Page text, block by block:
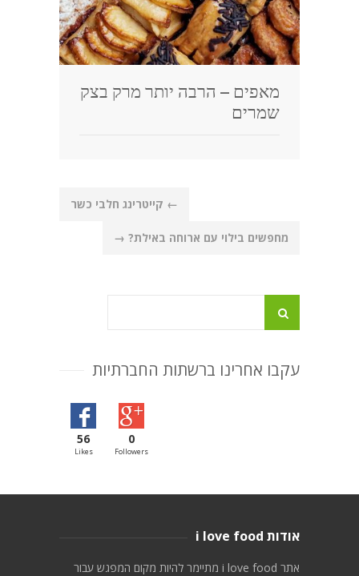
מאפים – הרבה יותר מרק בצק
שמרים
navigation
← קייטרינג חלבי כשר
מחפשים בילוי עם ארוחה באילת? →
עקבו אחרינו ברשתות החברתיות
56
Likes
0
Followers
אודות i love food
אתר i love food מתיימר להיות מקום המפגש עבור